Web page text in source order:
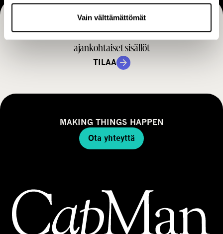
Vain välttämättömät
a
e
i
n
t
a
m
Tilaa CapManin uutiset, pörssitiedotteet ja muut
ajankohtaiset sisällöt
TILAA
MAKING THINGS HAPPEN
Ota yhteyttä